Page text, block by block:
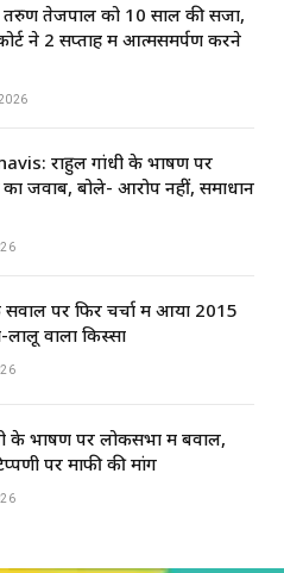
तेजपाल को 10 साल की सजा,
ने 2 सप्ताह में आत्मसमर्पण करने
राहुल गांधी के भाषण पर
जवाब, बोले- आरोप नहीं, समाधान
पर फिर चर्चा में आया 2015
लालू वाला किस्सा
के भाषण पर लोकसभा में बवाल,
पर माफी की मांग